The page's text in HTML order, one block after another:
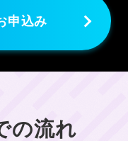
申込み
の流れ